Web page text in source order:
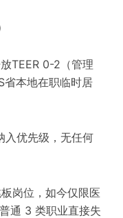
TEER 0-2（管理
省本地在职临时居
入优先级，无任何
岗位，如今仅限医
通 3 类职业直接失